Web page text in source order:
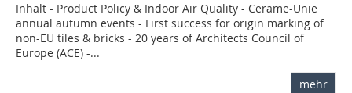
Inhalt - Product Policy & Indoor Air Quality - Cerame-Unie
annual autumn events - First success for origin marking of
non-EU tiles & bricks - 20 years of Architects Council of
Europe (ACE) -...
mehr